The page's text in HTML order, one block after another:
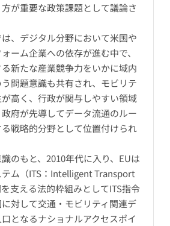
が重要な政策課題として議論さ
、デジタル分野において米国や
ーム企業への依存が進む中で、
新たな産業競争力をいかに域内
問題意識も共有され、モビリテ
高く、行政が関与しやすい領域
府が先導してデータ流通のルー
戦略的分野として位置付けられ
のもと、2010年代に入り、EUは
ム（ITS：Intelligent Transport
支える法的枠組みとしてITS指令
対して交通・モビリティ関連デ
となるナショナルアクセスポイ